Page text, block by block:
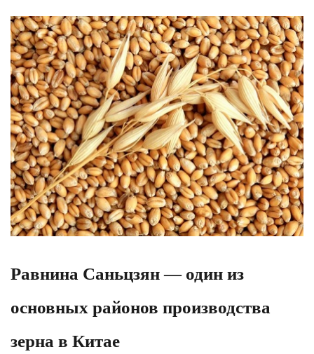
Равнина Саньцзян — один из
основных районов производства
зерна в Китае